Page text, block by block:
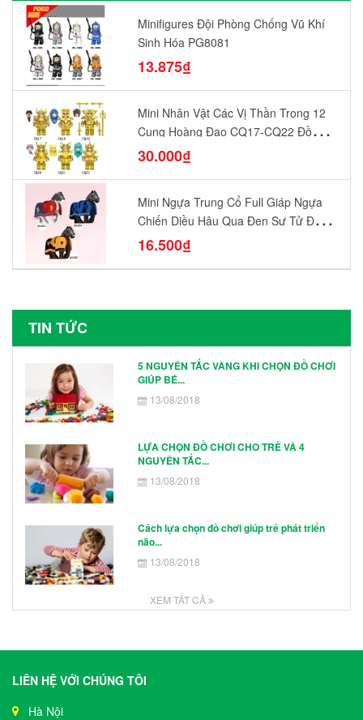
Minifigures Đội Phòng Chống Vũ Khí
Sinh Hóa PG8081
13.875₫
Mini Nhân Vật Các Vị Thần Trong 12
Cung Hoàng Đạo CQ17-CQ22 Đồ
Chơi Lắp Ráp Mô Hình Yêu Thích
30.000₫
Mini Ngựa Trung Cổ Full Giáp Ngựa
Chiến Diều Hâu Quạ Đen Sư Tử Đỏ
N1003 - N1005 Đồ Chơi Lắp Ráp Mô
Hình Nhân Vật
16.500₫
TIN TỨC
5 NGUYÊN TẮC VÀNG KHI CHỌN ĐỒ CHƠI
GIÚP BÉ...
13/08/2018
LỰA CHỌN ĐỒ CHƠI CHO TRẺ VÀ 4
NGUYÊN TẮC...
13/08/2018
Cách lựa chọn đồ chơi giúp trẻ phát triển
não...
13/08/2018
XEM TẤT CẢ
LIÊN HỆ VỚI CHÚNG TÔI
Hà Nội